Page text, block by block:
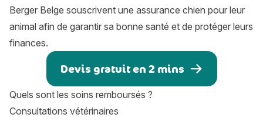
Berger Belge souscrivent une assurance chien pour leur
animal afin de garantir sa bonne santé et de protéger leurs
finances.
Devis gratuit en 2 mins
Quels sont les soins remboursés ?
Consultations vétérinaires